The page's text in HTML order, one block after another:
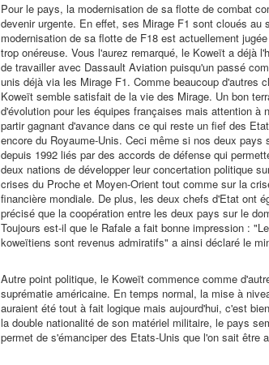
Pour le pays, la modernisation de sa flotte de combat
devenir urgente. En effet, ses Mirage F1 sont cloués au
modernisation de sa flotte de F18 est actuellement
trop onéreuse. Vous l'aurez remarqué, le Koweït a déjà
de travailler avec Dassault Aviation puisqu'un passé
unis déjà via les Mirage F1. Comme beaucoup d'autres
Koweït semble satisfait de la vie des Mirage. Un bon
d'évolution pour les équipes françaises mais attention à
partir gagnant d'avance dans ce qui reste un fief des
encore du Royaume-Unis. Ceci même si nos deux pays
depuis 1992 liés par des accords de défense qui
deux nations de développer leur concertation politique
crises du Proche et Moyen-Orient tout comme sur la
financière mondiale. De plus, les deux chefs d'Etat ont
précisé que la coopération entre les deux pays sur le
Toujours est-il que le Rafale a fait bonne impression :
koweïtiens sont revenus admiratifs" a ainsi déclaré le
Autre point politique, le Koweït commence comme
suprématie américaine. En temps normal, la mise à
auraient été tout à fait logique mais aujourd'hui, c'est
la double nationalité de son matériel militaire, le pays
permet de s'émanciper des Etats-Unis que l'on sait être